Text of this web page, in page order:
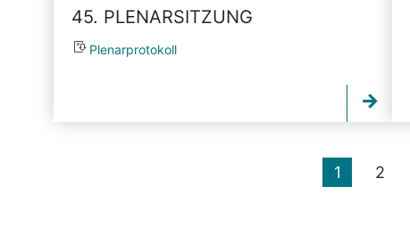
45. PLENARSITZUNG
Plenarprotokoll
1 2